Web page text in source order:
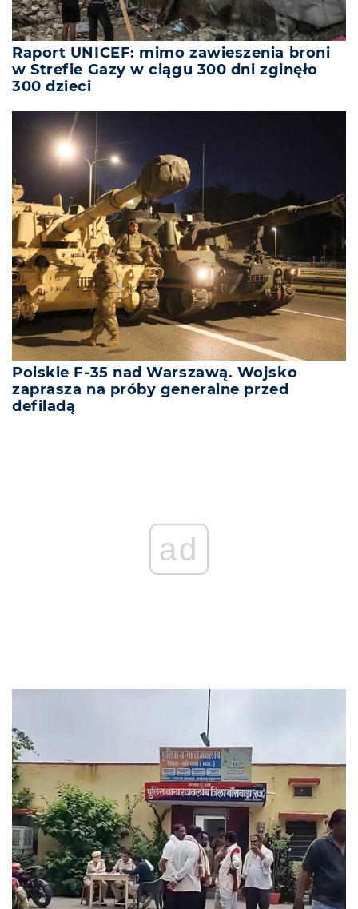
Raport UNICEF: mimo zawieszenia broni
w Strefie Gazy w ciągu 300 dni zginęło
300 dzieci
Polskie F-35 nad Warszawą. Wojsko
zaprasza na próby generalne przed
defiladą
ad